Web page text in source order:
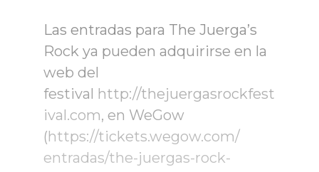
Las entradas para The Juerga’s
Rock ya pueden adquirirse en la
web del
festival http://thejuergasrockfest
ival.com, en WeGow
(https://tickets.wegow.com/
entradas/the-juergas-rock-